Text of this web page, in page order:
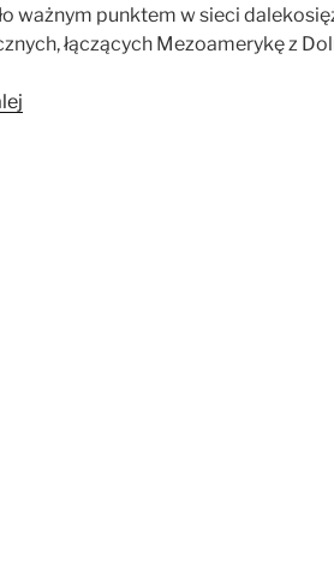
ważnym punktem w sieci
łączących Mezoamerykę z